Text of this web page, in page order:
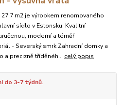
27,7 m2 je výrobkem renomovaného
sídlo v Estonsku. Kvalitní
moderní a téměř
- Severský smrk Zahradní domky a
a precizně tříděnéh... celý popis
do 3-7 týdnů.